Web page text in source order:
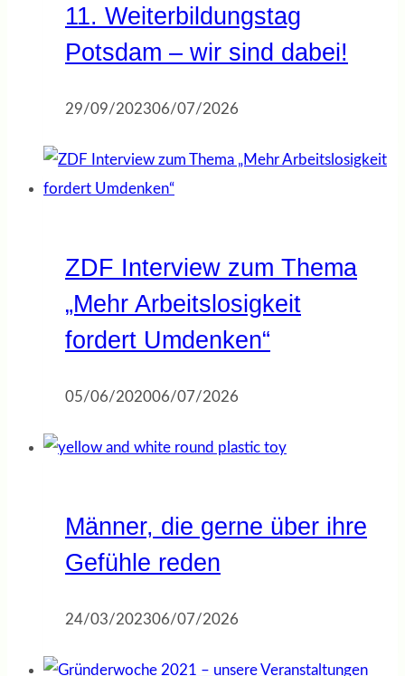
11. Weiterbildungstag
Potsdam – wir sind dabei!
29/09/202306/07/2026
ZDF Interview zum Thema
„Mehr Arbeitslosigkeit
fordert Umdenken“
05/06/202006/07/2026
Männer, die gerne über ihre
Gefühle reden
24/03/202306/07/2026